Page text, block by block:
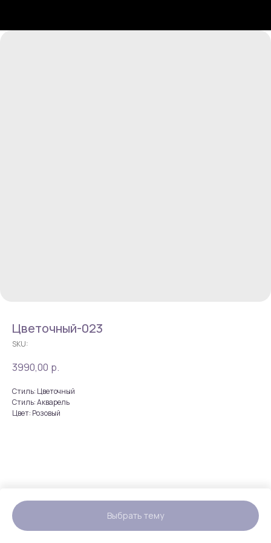
Цветочный-023
SKU:
3990,00 р.
Выбрать тему
Стиль: Цветочный
Стиль: Акварель
Цвет: Розовый